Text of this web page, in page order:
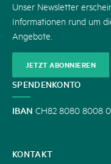
Unser Newsletter
Informationen rund um
Angebote.
JETZT ABONNIEREN
SPENDENKONTO
IBAN CH82 8080 8008
KONTAKT